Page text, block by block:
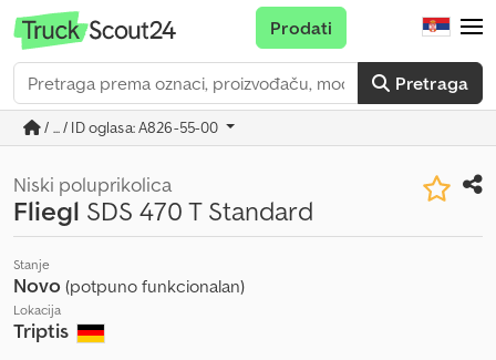
Pretraga
Prodati
/ ... / ID oglasa: A826-55-00
Niski poluprikolica
Fliegl SDS 470 T Standard
Stanje
Novo (potpuno funkcionalan)
Lokacija
Triptis